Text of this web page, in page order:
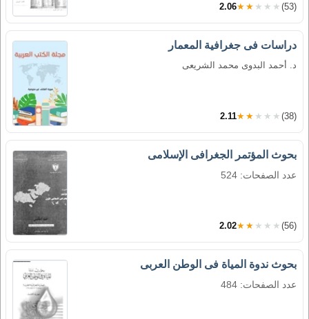
2.06★★★★★ (53)
دراسات فى جغرافية المعمار
د. أحمد البدوى محمد الشريعى
2.11★★★★★ (38)
بحوث المؤتمر الجغرافى الإسلامى
عدد الصفحات: 524
2.02★★★★★ (56)
بحوث ندوة المياة فى الوطن العربى
عدد الصفحات: 484